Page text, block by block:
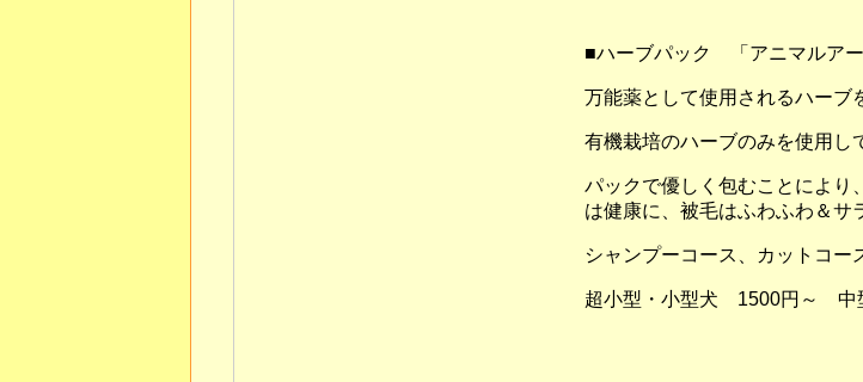
■ハーブパック 「アニマルアー
万能薬として使用されるハーブ
有機栽培のハーブのみを使用し
パックで優しく包むことにより
は健康に、被毛はふわふわ＆サ
シャンプーコース、カットコー
超小型・小型犬 1500円～